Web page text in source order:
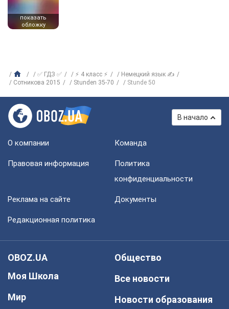
показать
обложку
✅ ГДЗ ✅ ⚡ 4 класс ⚡
Немецкий язык ✍
Сотникова 2015
Stunden 35-70 Stunde 50
В начало
О компании Команда
Правовая информация
Политика
конфиденциальности
Реклама на сайте Документы
Редакционная политика
OBOZ.UA
Моя Школа
Мир
Общество
Все новости
Новости образования